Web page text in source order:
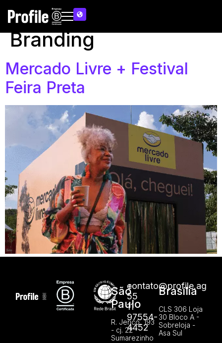
Categoria de Case:
Branding
Mercado Livre + Festival
Feira Preta
contato@profile.ag
+
55
11
97554-
4452
São
Paulo
R. Jericó, 193
- cj. 22
Sumarezinho
Brasília
CLS 306 Loja
30 Bloco A -
Sobreloja -
Asa Sul